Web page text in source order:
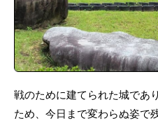
戦のために建てられた城であ
ため、今日まで変わらぬ姿で